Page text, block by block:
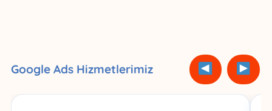
Google Ads Hizmetlerimiz